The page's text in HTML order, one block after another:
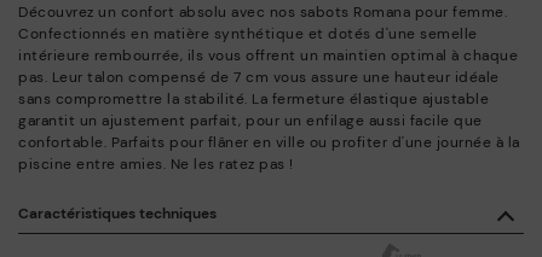
Découvrez un confort absolu avec nos sabots Romana pour femme.
Confectionnés en matière synthétique et dotés d'une semelle
intérieure rembourrée, ils vous offrent un maintien optimal à chaque
pas. Leur talon compensé de 7 cm vous assure une hauteur idéale
sans compromettre la stabilité. La fermeture élastique ajustable
garantit un ajustement parfait, pour un enfilage aussi facile que
confortable. Parfaits pour flâner en ville ou profiter d'une journée à la
piscine entre amies. Ne les ratez pas !
Caractéristiques techniques